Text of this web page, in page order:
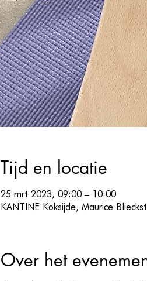
Tijd en locatie
25 mrt 2023, 09:00 – 10:00
KANTINE Koksijde, Maurice
Over het